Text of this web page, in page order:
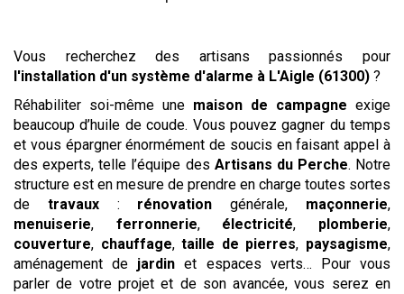
Vous recherchez des artisans passionnés pour
l'installation d'un système d'alarme à L'Aigle (61300) ?
Réhabiliter soi-même une maison de campagne exige
beaucoup d’huile de coude. Vous pouvez gagner du temps
et vous épargner énormément de soucis en faisant appel à
des experts, telle l’équipe des Artisans du Perche. Notre
structure est en mesure de prendre en charge toutes sortes
de travaux: rénovation générale, maçonnerie,
menuiserie, ferronnerie, électricité, plomberie,
couverture, chauffage,taille de pierres, paysagisme,
aménagement de jardin et espaces verts… Pour vous
parler de votre projet et de son avancée, vous serez en